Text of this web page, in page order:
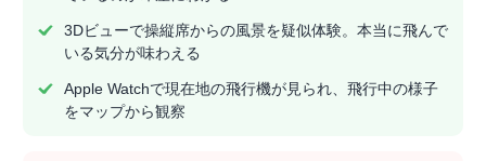
3Dビューで操縦席からの風景を疑似体験。本当に飛んで
いる気分が味わえる
Apple Watchで現在地の飛行機が見られ、飛行中の様子
をマップから観察